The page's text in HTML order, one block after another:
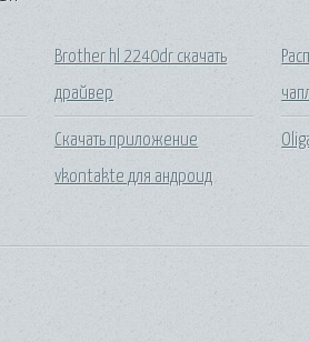
Brother hl 2240dr скачать
драйвер
Скачать приложение
vkontakte для андроид